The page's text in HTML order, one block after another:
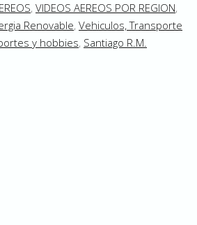
, VIDEOS AEREOS POR REGION,
Renovable, Vehiculos, Transporte
y hobbies, Santiago R.M.